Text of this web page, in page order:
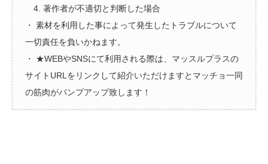
4. 著作者が不適切と判断した場合
・ 素材を利用した事によって発生したトラブルについて
一切責任を負いかねます。
・ ★WEBやSNSにて利用される際は、マッスルプラスの
サイトURLをリンクして紹介いただけますとマッチョ一同
の筋肉がパンプアップ致します！